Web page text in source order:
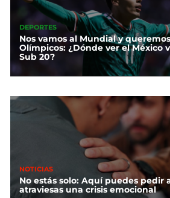
DEPORTES
Nos vamos al Mundial y
Olímpicos: ¿Dónde ver el México
Sub 20?
NOTICIAS
No estás solo: Aquí puedes pedir
atraviesas una crisis emocional